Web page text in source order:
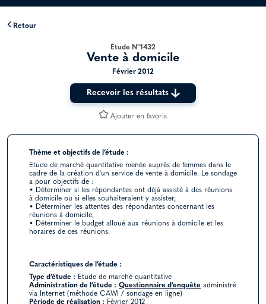
Retour
Étude N°1432
Vente à domicile
Février 2012
Recevoir les résultats
Ajouter en favoris
Thème et objectifs de l’étude :
Etude de marché quantitative menée auprès de femmes dans le
cadre de la création d'un service de vente à domicile. Le sondage
a pour objectifs de :
• Déterminer si les répondantes ont déjà assisté à des réunions
à domicile ou si elles souhaiteraient y assister,
• Déterminer les attentes des répondantes concernant les
réunions à domicile,
• Déterminer le budget alloué aux réunions à domicile et les
horaires de ces réunions.
Caractéristiques de l’étude :
Type d’étude : Etude de marché quantitative
Administration de l’étude : Questionnaire d’enquête administré
via Internet (méthode CAWI / sondage en ligne)
Période de réalisation : Février 2012